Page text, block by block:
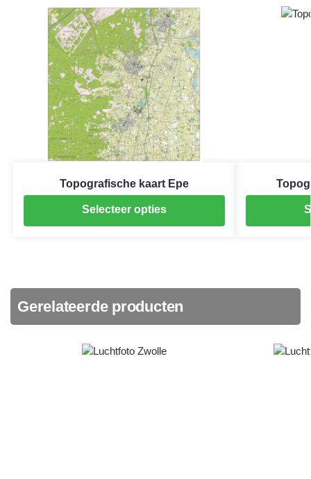
Topografische kaart Epe
Selecteer opties
Gerelateerde producten